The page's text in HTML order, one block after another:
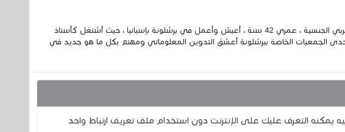
إسمي الكامل الحسين مزواد ، مغربي الجنسية ، عمري 42 سنة ، أعيش وأعمل في برشلونة بإسبانيا ، حيث أشتغل كأستاذ
الجمعيات الخاصة ببرشلونة أعشق التدوين المعلوماتي ومهتم بكل ما هو جديد في
يمكنه التعرف عليك على الإنترنت دون استخدام ملف تعريف ارتباط واحد